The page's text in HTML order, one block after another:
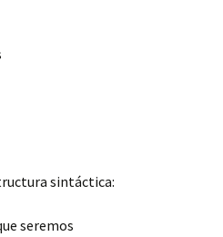
sintáctica:
seremos